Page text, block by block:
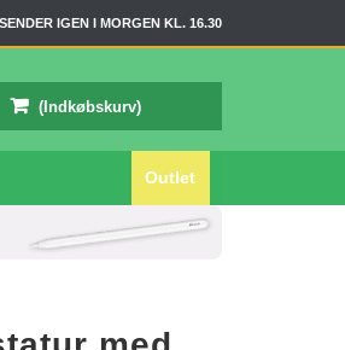
IGEN I MORGEN KL. 16.30
Outlet
(Indkøbskurv)